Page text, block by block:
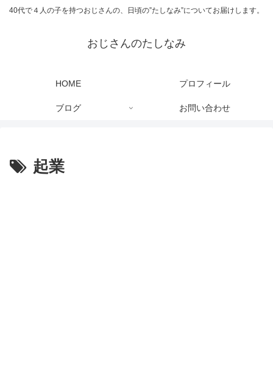
40代で４人の子を持つおじさんの、日頃の”たしなみ”についてお届けします。
おじさんのたしなみ
HOME プロフィール
ブログ お問い合わせ
起業